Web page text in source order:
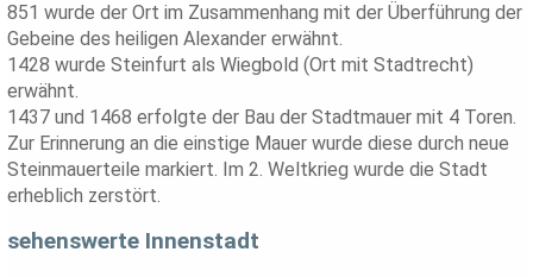
851 wurde der Ort im Zusammenhang mit der Überführung der
Gebeine des heiligen Alexander erwähnt.
1428 wurde Steinfurt als Wiegbold (Ort mit Stadtrecht)
erwähnt.
1437 und 1468 erfolgte der Bau der Stadtmauer mit 4 Toren.
Zur Erinnerung an die einstige Mauer wurde diese durch neue
Steinmauerteile markiert. Im 2. Weltkrieg wurde die Stadt
erheblich zerstört.
sehenswerte Innenstadt